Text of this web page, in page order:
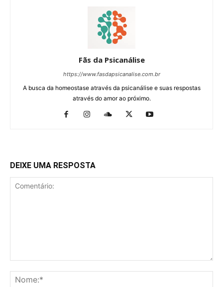
Fãs da Psicanálise
https://www.fasdapsicanalise.com.br
A busca da homeostase através da psicanálise e suas respostas
através do amor ao próximo.
DEIXE UMA RESPOSTA